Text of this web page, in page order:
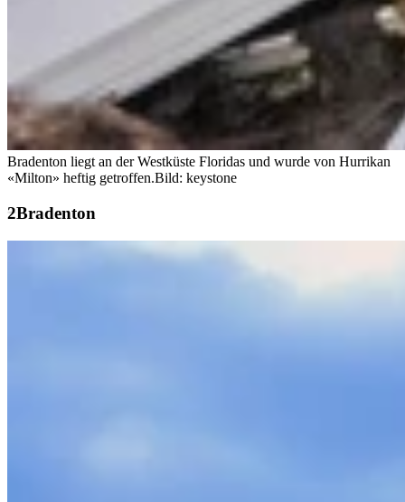
Bradenton liegt an der Westküste Floridas und wurde von Hurrikan
«Milton» heftig getroffen.Bild: keystone
Bradenton